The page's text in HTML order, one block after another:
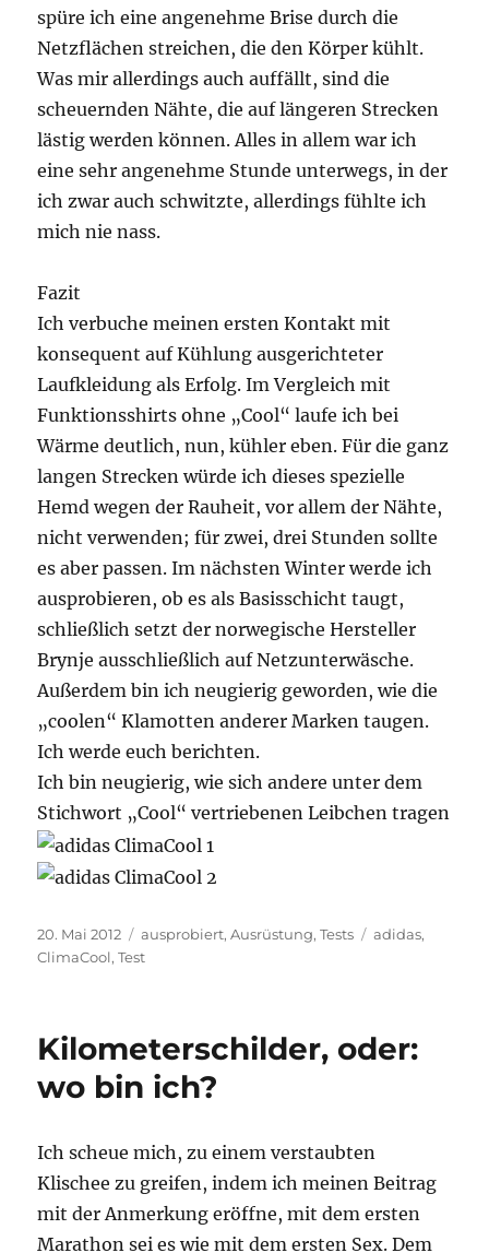
spüre ich eine angenehme Brise durch die
Netzflächen streichen, die den Körper kühlt.
Was mir allerdings auch auffällt, sind die
scheuernden Nähte, die auf längeren Strecken
lästig werden können. Alles in allem war ich
eine sehr angenehme Stunde unterwegs, in der
ich zwar auch schwitzte, allerdings fühlte ich
mich nie nass.
Fazit
Ich verbuche meinen ersten Kontakt mit
konsequent auf Kühlung ausgerichteter
Laufkleidung als Erfolg. Im Vergleich mit
Funktionsshirts ohne „Cool“ laufe ich bei
Wärme deutlich, nun, kühler eben. Für die ganz
langen Strecken würde ich dieses spezielle
Hemd wegen der Rauheit, vor allem der Nähte,
nicht verwenden; für zwei, drei Stunden sollte
es aber passen. Im nächsten Winter werde ich
ausprobieren, ob es als Basisschicht taugt,
schließlich setzt der norwegische Hersteller
Brynje ausschließlich auf Netzunterwäsche.
Außerdem bin ich neugierig geworden, wie die
„coolen“ Klamotten anderer Marken taugen.
Ich werde euch berichten.
Ich bin neugierig, wie sich andere unter dem
Stichwort „Cool“ vertriebenen Leibchen tragen
Veröffentlicht
am
20. Mai 2012 Kategorien
ausprobiert,Ausrüstung,Tests Schlagwörter
adidas,
ClimaCool,Test
Kilometerschilder, oder:
wo bin ich?
Ich scheue mich, zu einem verstaubten
Klischee zu greifen, indem ich meinen Beitrag
mit der Anmerkung eröffne, mit dem ersten
Marathon sei es wie mit dem ersten Sex. Dem